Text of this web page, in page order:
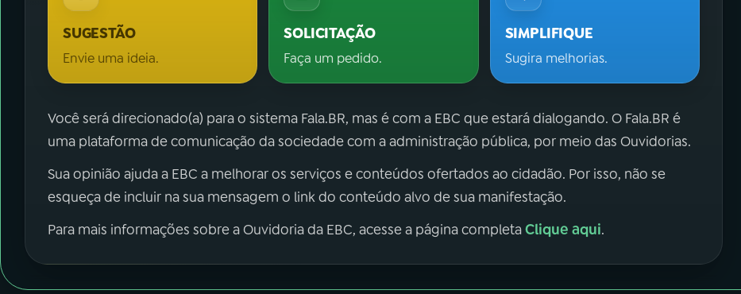
SUGESTÃO
Envie uma ideia.
SOLICITAÇÃO
Faça um pedido.
SIMPLIFIQUE
Sugira melhorias.
Você será direcionado(a) para o sistema Fala.BR, mas é com a EBC que estará dialogando. O Fala.BR é
uma plataforma de comunicação da sociedade com a administração pública, por meio das Ouvidorias.
Sua opinião ajuda a EBC a melhorar os serviços e conteúdos ofertados ao cidadão. Por isso, não se
esqueça de incluir na sua mensagem o link do conteúdo alvo de sua manifestação.
Para mais informações sobre a Ouvidoria da EBC, acesse a página completaClique aqui.